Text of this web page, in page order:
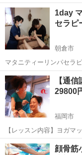
くした江藤講師が考案し
座です。 【講座内容】 ■フェイシャルリンパ泡洗顔 一石何鳥もの
効果的なフェイシャル技
福岡 福岡市
1day
セラピ
朝倉市
マタニティーリンパセラ
ための専門的なリンパケア技術です。 妊娠期
化により、むくみ・肩こ
ナートラブルが起こりや
福岡 朝倉市 マッ
【通
29800
福岡市
【レッスン内容】ヨガマ
す。レッスンは学科と実
ま行います。お客様へ圧
福岡 福岡市 マッ
顔骨筋